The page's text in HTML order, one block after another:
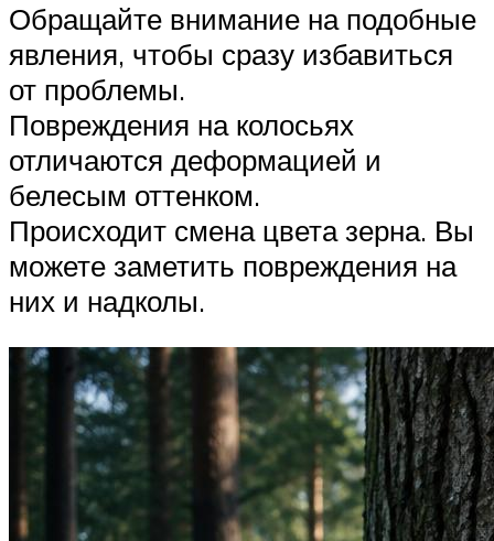
Обращайте внимание на подобные
явления, чтобы сразу избавиться
от проблемы.
Повреждения на колосьях
отличаются деформацией и
белесым оттенком.
Происходит смена цвета зерна. Вы
можете заметить повреждения на
них и надколы.